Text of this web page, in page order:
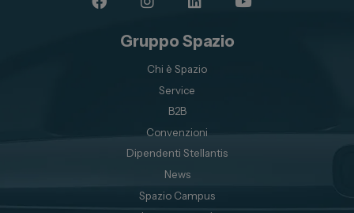
Gruppo Spazio
Chi è Spazio
Service
B2B
Convenzioni
Dipendenti Stellantis
News
Spazio Campus